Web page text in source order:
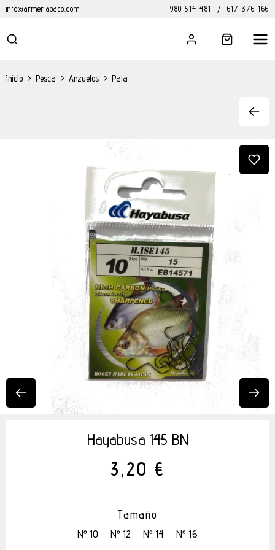
info@armeriapaco.com 980 514 481 / 617 376 166
Inicio > Pesca > Anzuelos > Pala
Hayabusa 145 BN
3,20 €
Tamaño
Nº 10 Nº 12 Nº 14 Nº 16